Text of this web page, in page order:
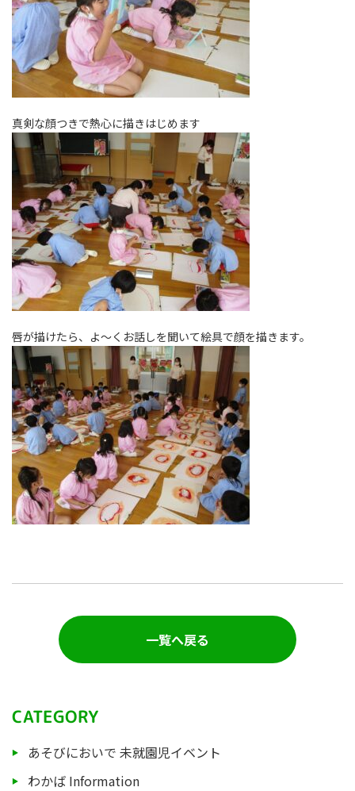
真剣な顔つきで熱心に描きはじめます
唇が描けたら、よ～くお話しを聞いて絵具で顔を描きます。
一覧へ戻る
CATEGORY
あそびにおいで 未就園児イベント
わかば Information